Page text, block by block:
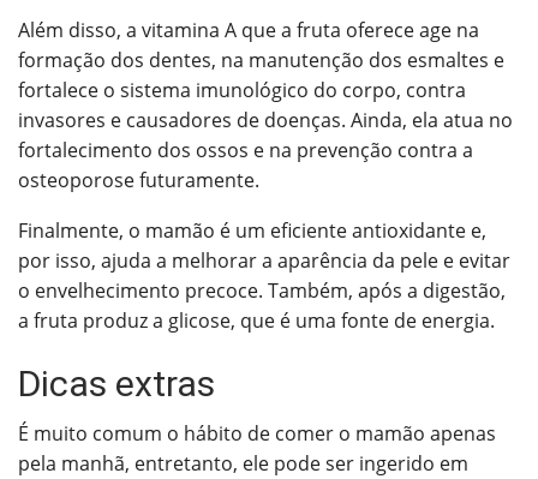
Além disso, a vitamina A que a fruta oferece age na
formação dos dentes, na manutenção dos esmaltes e
fortalece o sistema imunológico do corpo, contra
invasores e causadores de doenças. Ainda, ela atua no
fortalecimento dos ossos e na prevenção contra a
osteoporose futuramente.
Finalmente, o mamão é um eficiente antioxidante e,
por isso, ajuda a melhorar a aparência da pele e evitar
o envelhecimento precoce. Também, após a digestão,
a fruta produz a glicose, que é uma fonte de energia.
Dicas extras
É muito comum o hábito de comer o mamão apenas
pela manhã, entretanto, ele pode ser ingerido em